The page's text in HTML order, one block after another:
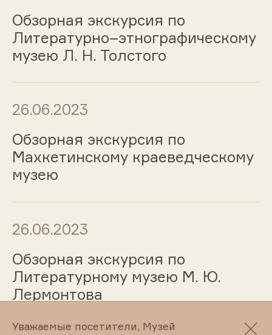
Обзорная экскурсия по
Литературно–этнографическому
музею Л. Н. Толстого
26.06.2023
Обзорная экскурсия по
Махкетинскому краеведческому
музею
26.06.2023
Обзорная экскурсия по
Литературному музею М. Ю.
Лермонтова
Уважаемые посетители, Музей